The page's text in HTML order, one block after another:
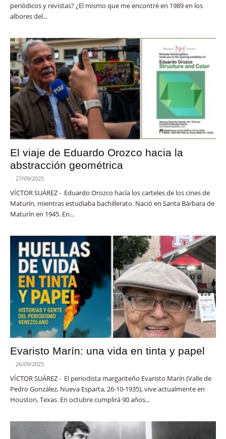
periódicos y revistas? ¿El mismo que me encontré en 1989 en los
albores del...
El viaje de Eduardo Orozco hacia la
abstracción geométrica
- 27/09/2025
VÍCTOR SUÁREZ - Eduardo Orozco hacía los carteles de los cines de
Maturín, mientras estudiaba bachillerato. Nació en Santa Bárbara de
Maturín en 1945. En...
Evaristo Marín: una vida en tinta y papel
- 26/09/2025
VÍCTOR SUÁREZ - El periodista margariteño Evaristo Marín (Valle de
Pedro González, Nueva Esparta, 26-10-1935), vive actualmente en
Houston, Texas. En octubre cumplirá 90 años...